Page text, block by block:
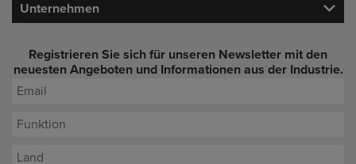
Unternehmen
Registrieren Sie sich für unseren Newsletter mit den
neuesten Angeboten und Informationen aus der Industrie.